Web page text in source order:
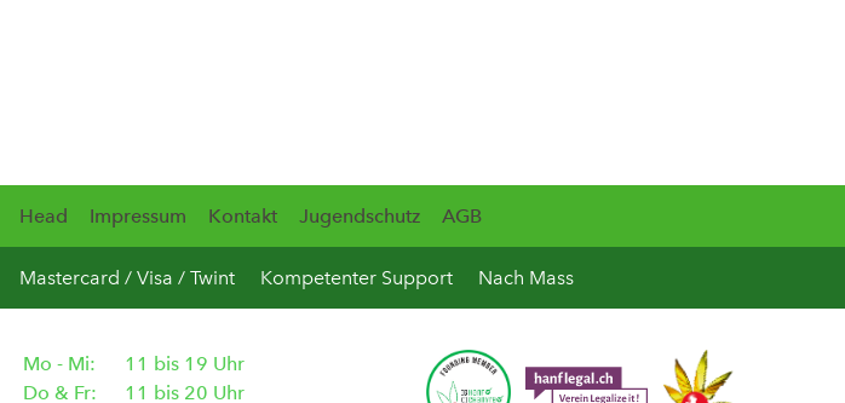
Head Impressum Kontakt Jugendschutz AGB
Mastercard / Visa / Twint Kompetenter Support Nach Mass
Mo - Mi:
11 bis 19 Uhr
Do & Fr:
11 bis 20 Uhr